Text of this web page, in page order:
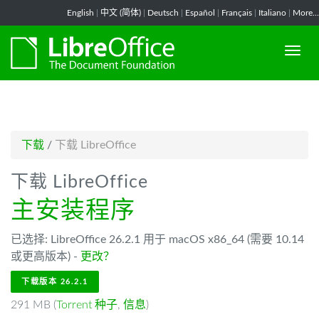
English 中文 (简体) Deutsch Español Français Italiano More...
下载 / 下载 LibreOffice
下载 LibreOffice
主安装程序
已选择: LibreOffice 26.2.1 用于 macOS x86_64 (需要 10.14
或更高版本) - 更改？
下载版本 26.2.1
291 MB (Torrent 种子, 信息)